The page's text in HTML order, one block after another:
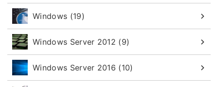
Windows (19)
Windows Server 2012 (9)
Windows Server 2016 (10)